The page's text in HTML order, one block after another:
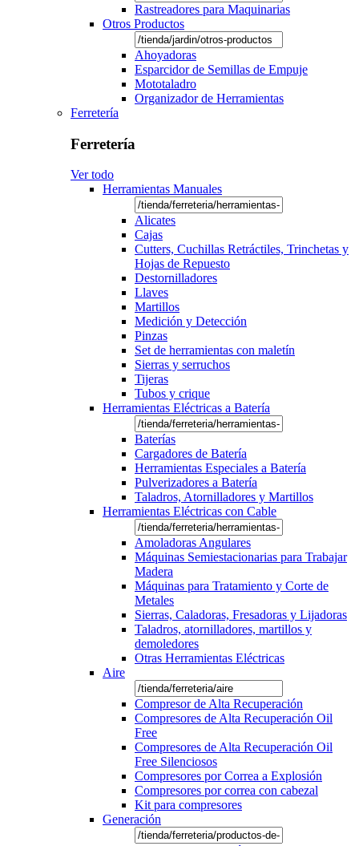
Rastreadores para Maquinarias
Otros Productos
Ahoyadoras
Esparcidor de Semillas de Empuje
Mototaladro
Organizador de Herramientas
Ferretería
Ferretería
Ver todo
Herramientas Manuales
Alicates
Cajas
Cutters, Cuchillas Retráctiles, Trinchetas y
Hojas de Repuesto
Destornilladores
Llaves
Martillos
Medición y Detección
Pinzas
Set de herramientas con maletín
Sierras y serruchos
Tijeras
Tubos y crique
Herramientas Eléctricas a Batería
Baterías
Cargadores de Batería
Herramientas Especiales a Batería
Pulverizadores a Batería
Taladros, Atornilladores y Martillos
Herramientas Eléctricas con Cable
Amoladoras Angulares
Máquinas Semiestacionarias para Trabajar
Madera
Máquinas para Tratamiento y Corte de
Metales
Sierras, Caladoras, Fresadoras y Lijadoras
Taladros, atornilladores, martillos y
demoledores
Otras Herramientas Eléctricas
Aire
Compresor de Alta Recuperación
Compresores de Alta Recuperación Oil
Free
Compresores de Alta Recuperación Oil
Free Silenciosos
Compresores por Correa a Explosión
Compresores por correa con cabezal
Kit para compresores
Generación